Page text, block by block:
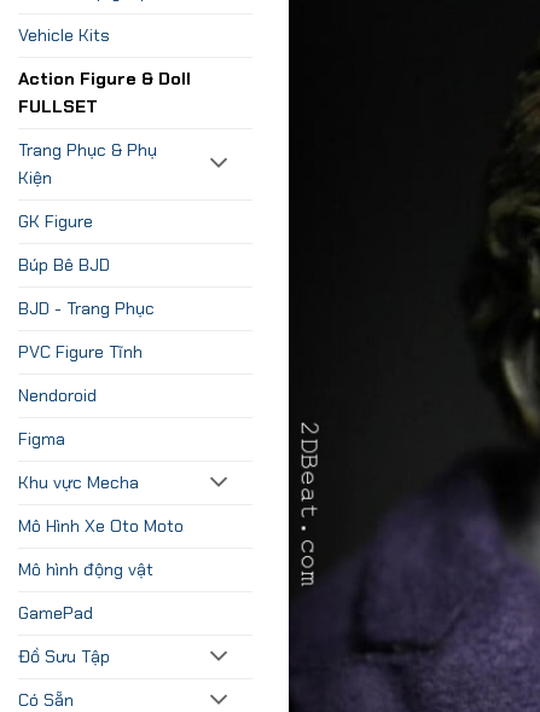
Vehicle Kits
Action Figure & Doll
FULLSET
Trang Phục & Phụ
Kiện
GK Figure
Búp Bê BJD
BJD - Trang Phục
PVC Figure Tĩnh
Nendoroid
Figma
Khu vực Mecha
Mô Hình Xe Oto Moto
Mô hình động vật
GamePad
Đồ Sưu Tập
Có Sẵn